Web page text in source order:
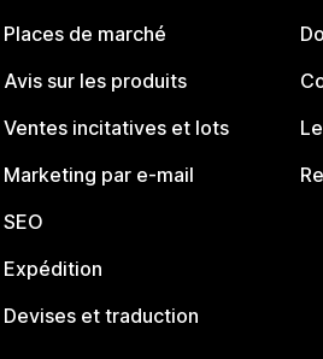
Places de marché
Avis sur les produits
Ventes incitatives et lots
Marketing par e-mail
SEO
Expédition
Devises et traduction